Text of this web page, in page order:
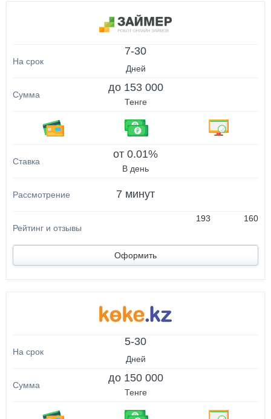
7-30
Дней
до 153 000
Тенге
от 0.01%
В день
7 минут
193 160
Оформить
5-30
Дней
до 150 000
Тенге